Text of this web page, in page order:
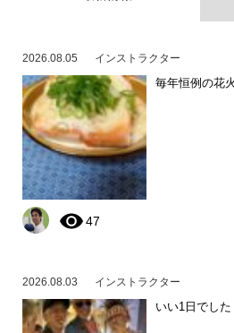
2026.08.05 インストラクター
毎年恒例の花
47
2026.08.03 インストラクター
いい1日でした